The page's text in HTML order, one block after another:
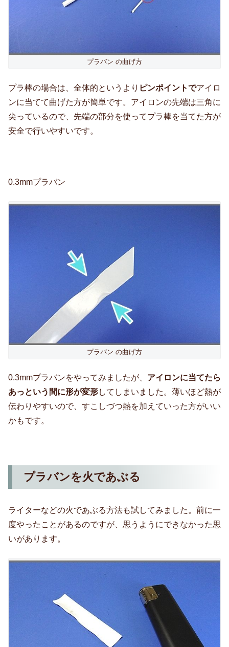
プラバン の曲げ方
プラ棒の場合は、全体的というより ピンポイントでアイロ
ンに当てて曲げた方が簡単です。アイロンの先端は三角に
尖っているので、先端の部分を使ってプラ棒を当てた方が
安全で行いやすいです。
0.3mmプラバン
プラバン の曲げ方
0.3mmプラバンをやってみましたが、 アイロンに当てたら
あっという間に形が変形してしまいました。薄いほど熱が
伝わりやすいので、すこしづつ熱を加えていった方がいい
かもです。
プラバンを火であぶる
ライターなどの火であぶる方法も試してみました。前に一
度やったことがあるのですが、思うようにできなかった思
いがあります。